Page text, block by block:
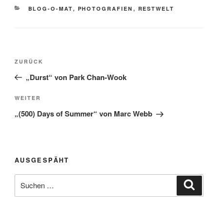
KATEGORIEN
BLOG-O-MAT, PHOTOGRAFIEN , RESTWELT
Beitragsnavigation
Vorheriger
Beitrag
ZURÜCK
„Durst“ von Park Chan-Wook
Nächster
Beitrag
WEITER
„(500) Days of Summer“ von Marc Webb
AUSGESPÄHT
nach: